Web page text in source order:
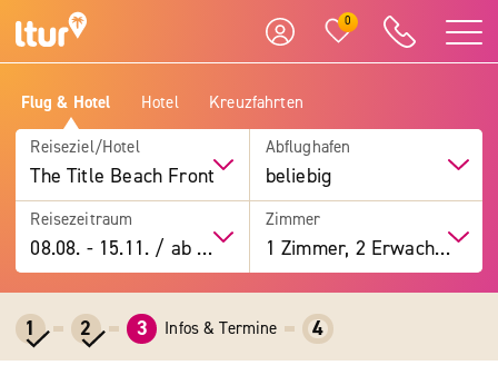
0
Flug & Hotel Hotel Kreuzfahrten
Reiseziel/Hotel
The Title Beach Front
Abflughafen
beliebig
Reisezeitraum
08.08. -15.11. / ab 7 Tage
Zimmer
1 Zimmer, 2 Erwachsene
1 2 3 Infos & Termine 4